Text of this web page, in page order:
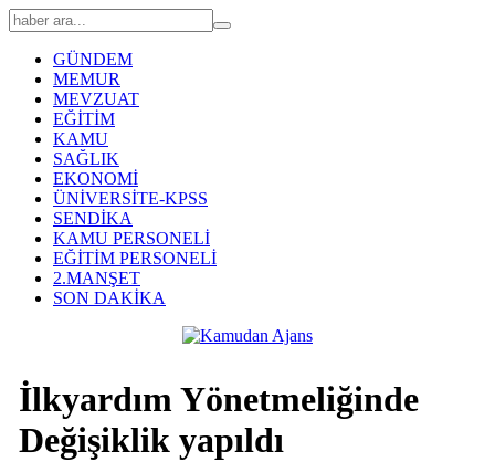
GÜNDEM
MEMUR
MEVZUAT
EĞİTİM
KAMU
SAĞLIK
EKONOMİ
ÜNİVERSİTE-KPSS
SENDİKA
KAMU PERSONELİ
EĞİTİM PERSONELİ
2.MANŞET
SON DAKİKA
İlkyardım Yönetmeliğinde
Değişiklik yapıldı